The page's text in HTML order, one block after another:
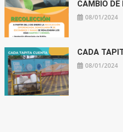
CAMBIO DE
08/01/2024
CADA
08/01/2024